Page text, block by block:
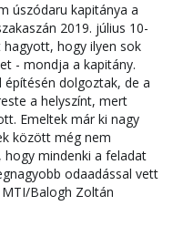
úszódaru kapitánya a
2019. július 10-
hogy ilyen sok
- mondja a kapitány.
dolgoztak, de a
a helyszínt, mert
Emeltek már ki nagy
között még nem
hogy mindenki a feladat
odaadással vett
Balogh Zoltán